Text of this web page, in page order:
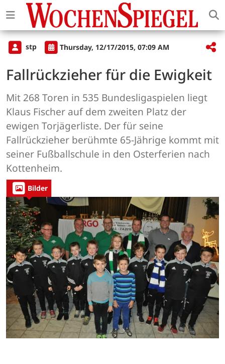
stp Thursday, 12/17/2015, 07:09 AM
Fallrückzieher für die Ewigkeit
Mit 268 Toren in 535 Bundesligaspielen liegt
Klaus Fischer auf dem zweiten Platz der
ewigen Torjägerliste. Der für seine
Fallrückzieher berühmte 65-Jährige kommt mit
seiner Fußballschule in den Osterferien nach
Kottenheim.
Bilder